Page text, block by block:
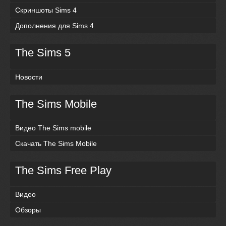
Скриншоты Sims 4
Дополнения для Sims 4
The Sims 5
Новости
The Sims Mobile
Видео The Sims mobile
Скачать The Sims Mobile
The Sims Free Play
Видео
Обзоры